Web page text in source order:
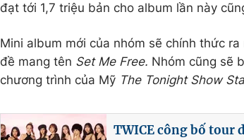
đạt tới 1,7 triệu bản cho album lần này
Mini album mới của nhóm sẽ chính thức
đề mang tên Set Me Free. Nhóm cũng sẽ
chương trình của Mỹ The Tonight Show
TWICE công bố tour